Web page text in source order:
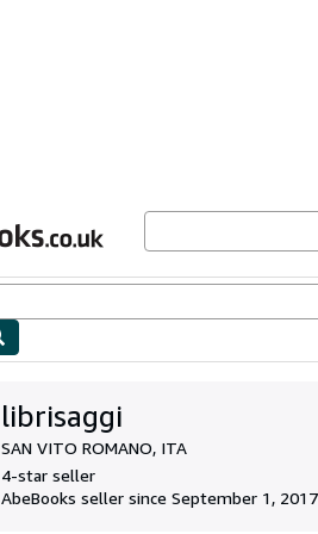
librisaggi
SAN VITO ROMANO, ITA
4-star seller
AbeBooks seller since September 1, 2017